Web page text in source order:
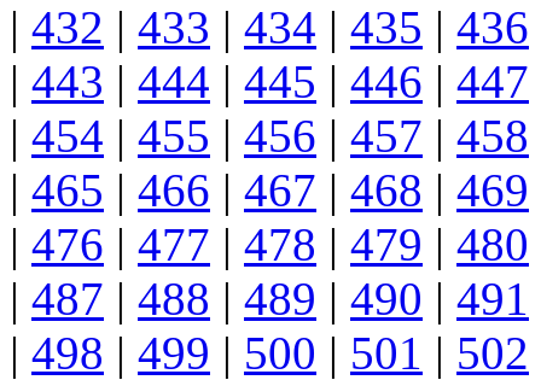
| 432 | 433 | 434 | 435 | 436
| 443 | 444 | 445 | 446 | 447
| 454 | 455 | 456 | 457 | 458
| 465 | 466 | 467 | 468 | 469
| 476 | 477 | 478 | 479 | 480
| 487 | 488 | 489 | 490 | 491
| 498 | 499 | 500 | 501 | 502